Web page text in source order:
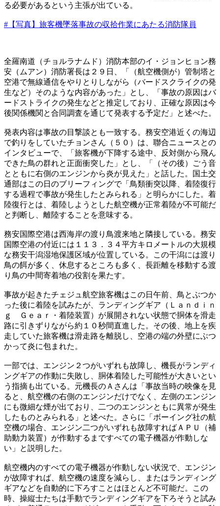
る必要があるという主張が出ている。
#【写真】旅客機墜落事故の収拾作業にあたる消防隊員
全羅南道（チョルラナムド）消防本部のイ・ジョンヒョン務
安（ムアン）消防署長は２９日、「（航空機側が）管制塔と
空港で無線通信をやりとりしながら（バードスクライクの発
生など）そのような内容があった」とし、「事故の原因はバ
ードストライクの発生などと推定しており、正確な原因は今
後関係機関と合同調査を通じて発表する予定だ」と述べた。
発表内容は事故の目撃談とも一致する。務安空港近くの海辺
で釣りをしていたチョンさん（５０）は、聯合ニュースとの
インタビューで、「旅客機が下降する途中、反対側から飛ん
できた鳥の群れと正面衝突した」とし、「（その後）ごう音
とともに右側のエンジンから炎が見えた」と話した。国土交
通部はこの日のブリーフィングで「鳥類衝突以降、着陸復行
する過程で事故が発生したとみられる」と明らかにした。着
陸復行とは、着陸しようとした航空機が正常着陸が不可能だ
と判断し、離陸することを意味する。
務安国際空港は西海岸の渡り鳥渡来地と隣接している。務安
国際空港の付近には１１３．３４平方キロメートルの大規模
な務安干潟湿地保護区域が位置している。この干潟には渡り
鳥の餌が多く、休息するところも多く、長距離を移動する渡
り鳥の中間寄着地の役割を果たす。
事故が起きたチェジュ航空旅客機はこの日午前、鳥とぶつか
った後に着陸を試みたが、ランディングギア（Ｌａｎｄｉｎ
ｇ Ｇｅａｒ・着陸装置）が展開されない状態で胴体を滑走
路に引きずりながら約１０秒間直進した。その後、地上を疾
走していた旅客機は滑走路を離脱し、空港の端の外壁にぶつ
かって炎に包まれた。
一部では、エンジン２つがいずれも故障し、機長がランディ
ングギアの作動に失敗し、胴体着陸した可能性が大きいとい
う指摘も出ている。元機長のＡさんは「事故当時の映像を見
ると、航空機の右側のエンジンだけでなく、左側のエンジン
にも微細な煙が出ており、二つのエンジンともに異常が発生
したものとみられる」と述べた。さらに「ボーイング社の航
空機の場合、エンジン二つがいずれも故障すればＡＰＵ（補
助動力装置）が作動するまですべての電子機器が作動しな
い」と説明した。
航空機内のすべての電子機器が作動しない状況で、エンジン
が故障すれば、航空機の速度を減らし、またはランディング
ギアなどを自動的に下ろすことはほとんど不可能だ。この
時、操縦士たちは手動でランディングギアを下ろそうと試み